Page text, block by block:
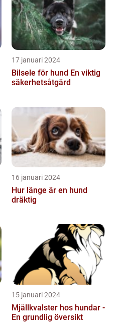
17 januari 2024
Bilsele för hund En viktig
säkerhetsåtgärd
16 januari 2024
Hur länge är en hund
dräktig
15 januari 2024
Mjällkvalster hos hundar -
En grundlig översikt